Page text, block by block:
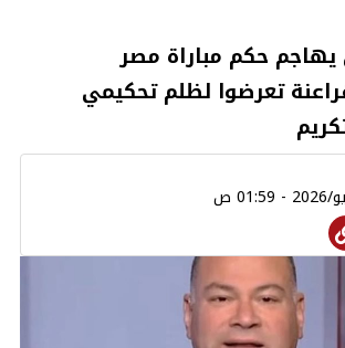
حكم مباراة مصر
تعرضوا لظلم تحكيمي